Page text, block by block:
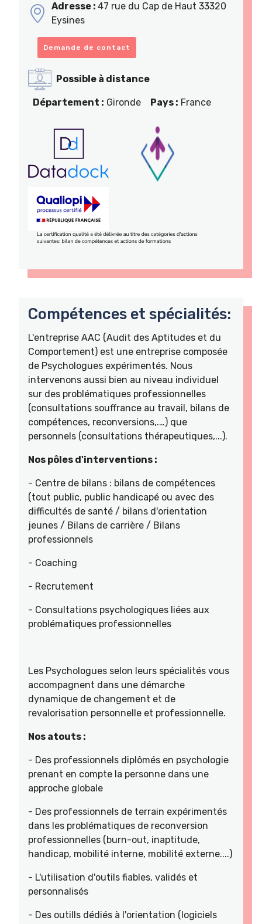
Adresse : 47 rue du Cap de Haut 33320
Eysines
Demande de contact
Possible à distance
Département : Gironde Pays : France
Compétences et spécialités:
L'entreprise AAC (Audit des Aptitudes et du
Comportement) est une entreprise composée
de Psychologues expérimentés. Nous
intervenons aussi bien au niveau individuel
sur des problématiques professionnelles
(consultations souffrance au travail, bilans de
compétences, reconversions,.…) que
personnels (consultations thérapeutiques,...).
Nos pôles d'interventions :
- Centre de bilans : bilans de compétences
(tout public, public handicapé ou avec des
difficultés de santé / bilans d'orientation
jeunes / Bilans de carrière / Bilans
professionnels
- Coaching
- Recrutement
- Consultations psychologiques liées aux
problématiques professionnelles
Les Psychologues selon leurs spécialités vous
accompagnent dans une démarche
dynamique de changement et de
revalorisation personnelle et professionnelle.
Nos atouts :
- Des professionnels diplômés en psychologie
prenant en compte la personne dans une
approche globale
- Des professionnels de terrain expérimentés
dans les problématiques de reconversion
professionnelles (burn-out, inaptitude,
handicap, mobilité interne, mobilité externe....)
- L'utilisation d'outils fiables, validés et
personnalisés
- Des outills dédiés à l'orientation (logiciels